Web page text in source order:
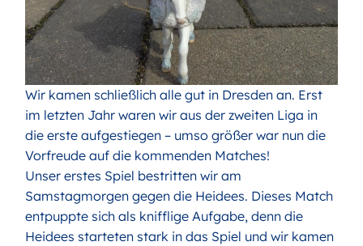
Wir kamen schließlich alle gut in Dresden an. Erst
im letzten Jahr waren wir aus der zweiten Liga in
die erste aufgestiegen – umso größer war nun die
Vorfreude auf die kommenden Matches!
Unser erstes Spiel bestritten wir am
Samstagmorgen gegen die Heidees. Dieses Match
entpuppte sich als knifflige Aufgabe, denn die
Heidees starteten stark in das Spiel und wir kamen